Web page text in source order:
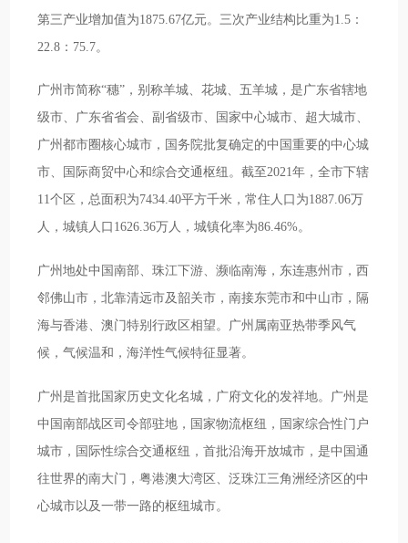
第三产业增加值为1875.67亿元。三次产业结构比重为1.5：
22.8：75.7。
广州市简称“穗”，别称羊城、花城、五羊城，是广东省辖地
级市、广东省省会、副省级市、国家中心城市、超大城市、
广州都市圈核心城市，国务院批复确定的中国重要的中心城
市、国际商贸中心和综合交通枢纽。截至2021年，全市下辖
11个区，总面积为7434.40平方千米，常住人口为1887.06万
人，城镇人口1626.36万人，城镇化率为86.46%。
广州地处中国南部、珠江下游、濒临南海，东连惠州市，西
邻佛山市，北靠清远市及韶关市，南接东莞市和中山市，隔
海与香港、澳门特别行政区相望。广州属南亚热带季风气
候，气候温和，海洋性气候特征显著。
广州是首批国家历史文化名城，广府文化的发祥地。广州是
中国南部战区司令部驻地，国家物流枢纽，国家综合性门户
城市，国际性综合交通枢纽，首批沿海开放城市，是中国通
往世界的南大门，粤港澳大湾区、泛珠江三角洲经济区的中
心城市以及一带一路的枢纽城市。